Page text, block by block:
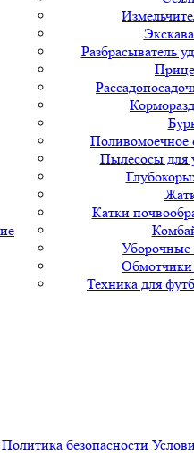
Разбрасыватель
Поливомоечное
Пылесосы для
Катки
Обмотчики
Техника для
Политика безопасности